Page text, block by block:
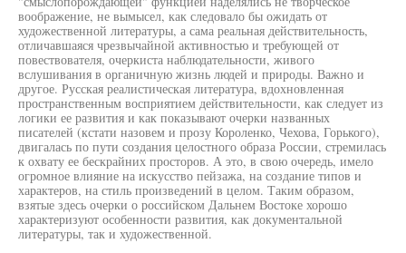
воображение, не вымысел, как следовало бы ожидать от
художественной литературы, а сама реальная действительность,
отличавшаяся чрезвычайной активностью и требующей от
повествователя, очеркиста наблюдательности, живого
вслушивания в органичную жизнь людей и природы. Важно и
другое. Русская реалистическая литература, вдохновленная
пространственным восприятием действительности, как следует из
логики ее развития и как показывают очерки названных
писателей (кстати назовем и прозу Короленко, Чехова, Горького),
двигалась по пути создания целостного образа России, стремилась
к охвату ее бескрайних просторов. А это, в свою очередь, имело
огромное влияние на искусство пейзажа, на создание типов и
характеров, на стиль произведений в целом. Таким образом,
взятые здесь очерки о российском Дальнем Востоке хорошо
характеризуют особенности развития, как документальной
литературы, так и художественной.